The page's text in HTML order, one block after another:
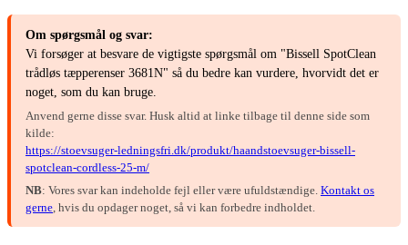
Om spørgsmål og svar:
Vi forsøger at besvare de vigtigste spørgsmål om "Bissell SpotClean
trådløs tæpperenser 3681N" så du bedre kan vurdere, hvorvidt det er
noget, som du kan bruge.
Anvend gerne disse svar. Husk altid at linke tilbage til denne side som
kilde:
https://stoevsuger-ledningsfri.dk/produkt/haandstoevsuger-bissell-
spotclean-cordless-25-m/
NB: Vores svar kan indeholde fejl eller være ufuldstændige. Kontakt os
gerne , hvis du opdager noget, så vi kan forbedre indholdet.